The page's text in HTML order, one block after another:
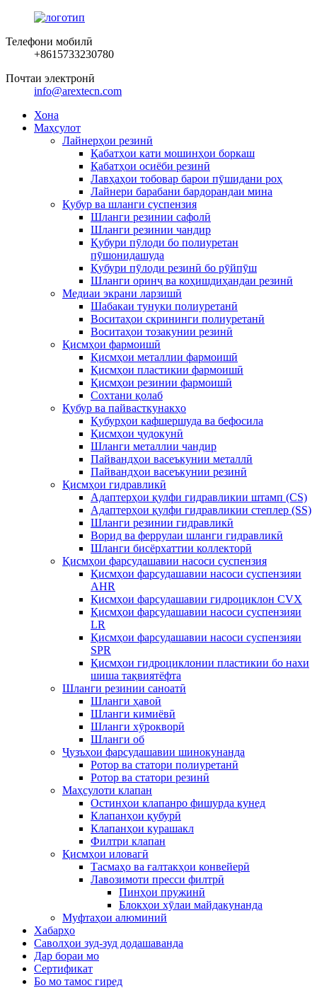
Телефони мобилӣ
+8615733230780
Почтаи электронӣ
info@arextecn.com
Хона
Маҳсулот
Лайнерҳои резинӣ
Қабатҳои кати мошинҳои боркаш
Қабатҳои осиёби резинӣ
Лавҳаҳои тобовар барои пӯшидани роҳ
Лайнери барабани бардорандаи мина
Қубур ва шланги суспензия
Шланги резинии сафолӣ
Шланги резинии чандир
Қубури пӯлоди бо полиуретан
пӯшонидашуда
Қубури пӯлоди резинӣ бо рӯйпӯш
Шланги оринҷ ва коҳишдиҳандаи резинӣ
Медиаи экрани ларзишӣ
Шабакаи тунуки полиуретанӣ
Воситаҳои скрининги полиуретанӣ
Воситаҳои тозакунии резинӣ
Қисмҳои фармоишӣ
Қисмҳои металлии фармоишӣ
Қисмҳои пластикии фармоишӣ
Қисмҳои резинии фармоишӣ
Сохтани қолаб
Қубур ва пайвасткунакҳо
Қубурҳои кафшершуда ва бефосила
Қисмҳои ҷудокунӣ
Шланги металлии чандир
Пайвандҳои васеъкунии металлӣ
Пайвандҳои васеъкунии резинӣ
Қисмҳои гидравликӣ
Адаптерҳои қулфи гидравликии штамп (CS)
Адаптерҳои қулфи гидравликии степлер (SS)
Шланги резинии гидравликӣ
Ворид ва феррулаи шланги гидравликӣ
Шланги бисёрхаттии коллекторӣ
Қисмҳои фарсудашавии насоси суспензия
Қисмҳои фарсудашавии насоси суспензияи
AHR
Қисмҳои фарсудашавии гидроциклон CVX
Қисмҳои фарсудашавии насоси суспензияи
LR
Қисмҳои фарсудашавии насоси суспензияи
SPR
Қисмҳои гидроциклонии пластикии бо нахи
шиша тақвиятёфта
Шланги резинии саноатӣ
Шланги ҳавоӣ
Шланги кимиёвӣ
Шланги хӯрокворӣ
Шланги об
Ҷузъҳои фарсудашавии шинокунанда
Ротор ва статори полиуретанӣ
Ротор ва статори резинӣ
Маҳсулоти клапан
Остинҳои клапанро фишурда кунед
Клапанҳои қубурӣ
Клапанҳои курашакл
Филтри клапан
Қисмҳои иловагӣ
Тасмаҳо ва ғалтакҳои конвейерӣ
Лавозимоти пресси филтрӣ
Пинҳои пружинӣ
Блокҳои хӯлаи майдакунанда
Муфтаҳои алюминий
Хабарҳо
Саволҳои зуд-зуд додашаванда
Дар бораи мо
Сертификат
Бо мо тамос гиред